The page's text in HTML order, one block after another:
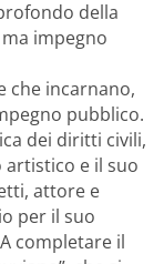
della
impegno
che incarnano,
pubblico.
dei diritti civili,
e il suo
attore e
per il suo
completare il